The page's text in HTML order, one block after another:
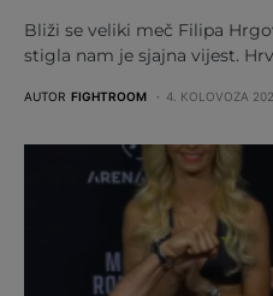
Bliži se veliki meč Filipa
stigla nam je sjajna vijest.
AUTOR FIGHTROOM 4. KOLOVOZA